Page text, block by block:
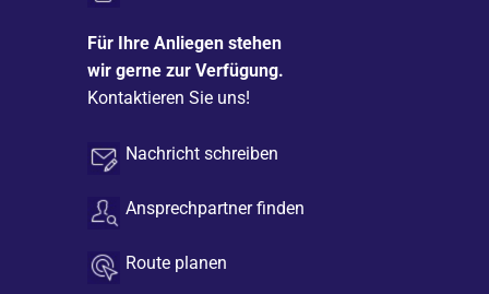
Für Ihre Anliegen stehen
wir gerne zur Verfügung.
Kontaktieren Sie uns!
Nachricht schreiben
Ansprechpartner finden
Route planen